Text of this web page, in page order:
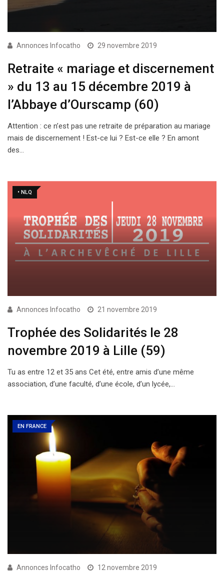
Annonces Infocatho 29 novembre 2019
Retraite « mariage et discernement
» du 13 au 15 décembre 2019 à
l’Abbaye d’Ourscamp (60)
Attention : ce n’est pas une retraite de préparation au mariage
mais de discernement ! Est-ce lui ? Est-ce elle ? En amont
des…
• NLQ
Annonces Infocatho 21 novembre 2019
Trophée des Solidarités le 28
novembre 2019 à Lille (59)
Tu as entre 12 et 35 ans Cet été, entre amis d’une même
association, d’une faculté, d’une école, d’un lycée,…
EN FRANCE
Annonces Infocatho 12 novembre 2019